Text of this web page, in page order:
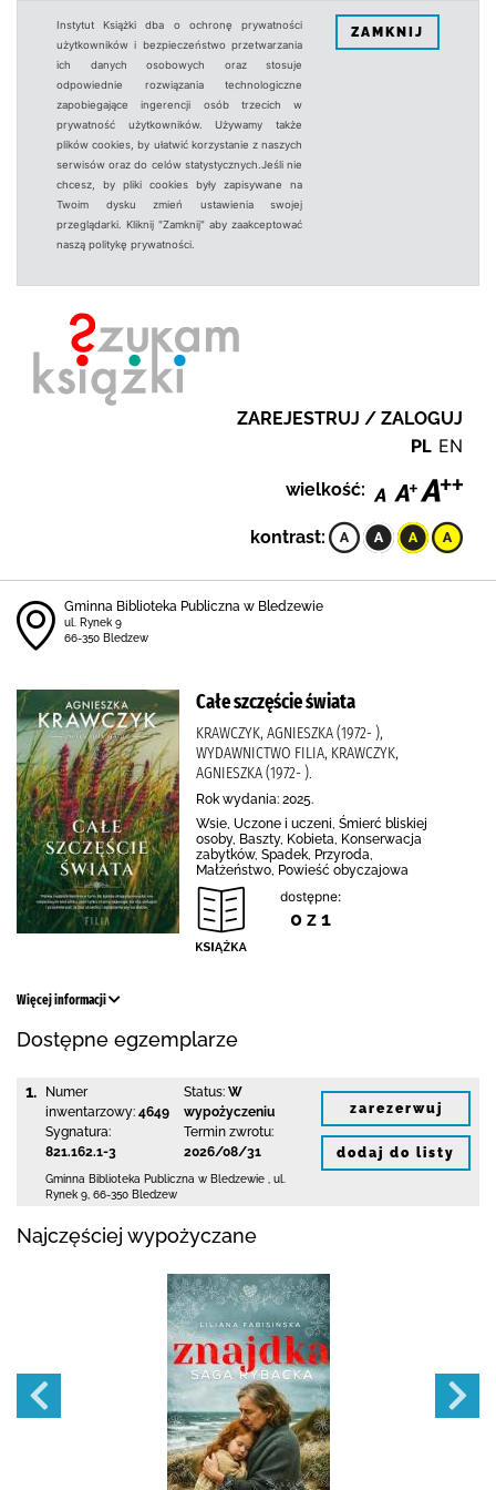
Instytut Książki dba o ochronę prywatności
użytkowników i bezpieczeństwo przetwarzania
ich danych osobowych oraz stosuje
odpowiednie rozwiązania technologiczne
zapobiegające ingerencji osób trzecich w
prywatność użytkowników. Używamy także
plików cookies, by ułatwić korzystanie z naszych
serwisów oraz do celów statystycznych.Jeśli nie
chcesz, by pliki cookies były zapisywane na
Twoim dysku zmień ustawienia swojej
przeglądarki. Kliknij "Zamknij" aby zaakceptować
naszą politykę prywatności.
ZAMKNIJ
ZAREJESTRUJ / ZALOGUJ
PL EN
wielkość:
kontrast:
Gminna Biblioteka Publiczna w Bledzewie
ul. Rynek 9
66-350 Bledzew
Całe szczęście świata
KRAWCZYK, AGNIESZKA (1972- ),
WYDAWNICTWO FILIA, KRAWCZYK,
AGNIESZKA (1972- ).
Rok wydania: 2025.
Wsie, Uczone i uczeni, Śmierć bliskiej
osoby, Baszty, Kobieta, Konserwacja
zabytków, Spadek, Przyroda,
Małżeństwo, Powieść obyczajowa
dostępne:
0 z 1
Więcej informacji
Dostępne egzemplarze
1.
Numer
inwentarzowy: 4649
Sygnatura:
821.162.1-3
Status: W
wypożyczeniu
Termin zwrotu:
2026/08/31
Gminna Biblioteka Publiczna w Bledzewie
ul.
Rynek 9 66-350 Bledzew
zarezerwuj
dodaj do listy
Najczęściej wypożyczane